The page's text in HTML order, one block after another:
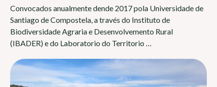
Convocados anualmente dende 2017 pola Universidade de
Santiago de Compostela, a través do Instituto de
Biodiversidade Agraria e Desenvolvemento Rural
(IBADER) e do Laboratorio do Territorio …